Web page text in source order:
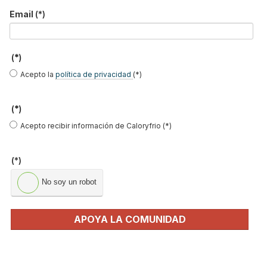
No soy un robot
Enviar
El precio del pellet vuelve a subir…
Email (*)
(*)
Acepto la política de privacidad (*)
(*)
Acepto recibir información de Caloryfrio (*)
(*)
No soy un robot
APOYA LA COMUNIDAD